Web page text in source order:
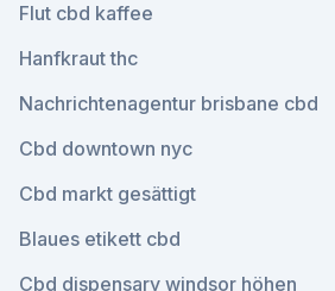
Flut cbd kaffee
Hanfkraut thc
Nachrichtenagentur brisbane cbd
Cbd downtown nyc
Cbd markt gesättigt
Blaues etikett cbd
Cbd dispensary windsor höhen